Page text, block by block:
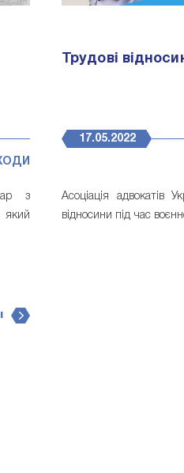
з
який
Трудові
17.05.2022
Асоціація адвокатів
відносини під час